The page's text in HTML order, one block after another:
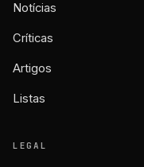
Notícias
Críticas
Artigos
Listas
LEGAL